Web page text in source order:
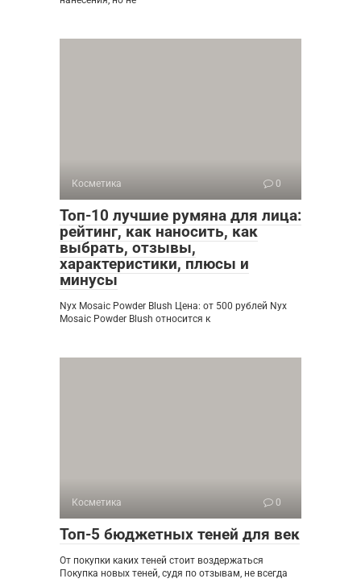
Косметика 0
Топ-10 лучшие румяна для лица:
рейтинг, как наносить, как
выбрать, отзывы,
характеристики, плюсы и
минусы
Nyx Mosaic Powder Blush Цена: от 500 рублей Nyx
Mosaic Powder Blush относится к
Косметика 0
Топ-5 бюджетных теней для век
От покупки каких теней стоит воздержаться
Покупка новых теней, судя по отзывам, не всегда